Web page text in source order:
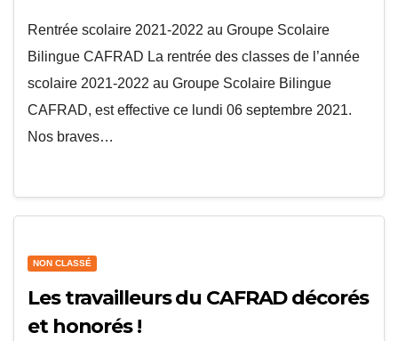
Rentrée scolaire 2021-2022 au Groupe Scolaire
Bilingue CAFRAD La rentrée des classes de l’année
scolaire 2021-2022 au Groupe Scolaire Bilingue
CAFRAD, est effective ce lundi 06 septembre 2021.
Nos braves…
NON CLASSÉ
Les travailleurs du CAFRAD décorés
et honorés !